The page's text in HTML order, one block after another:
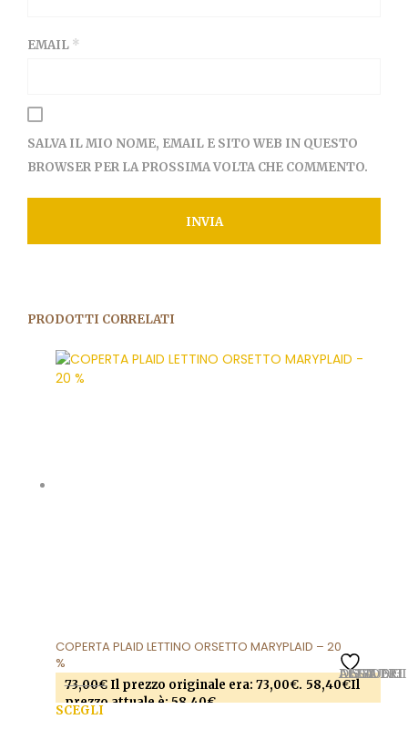
EMAIL *
SALVA IL MIO NOME, EMAIL E SITO WEB IN QUESTO
BROWSER PER LA PROSSIMA VOLTA CHE COMMENTO.
PRODOTTI CORRELATI
AGGIUNGI ALLA LISTA DEI DESIDERI
COPERTA PLAID LETTINO ORSETTO MARYPLAID – 20
%
73,00€ Il prezzo originale era: 73,00€. 58,40€Il
prezzo attuale è: 58,40€.
SCEGLI